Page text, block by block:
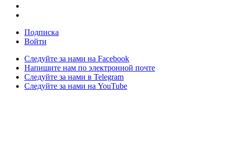
Подписка
Войти
Следуйте за нами на Facebook
Напишите нам по электронной почте
Следуйте за нами в Telegram
Следуйте за нами на YouTube